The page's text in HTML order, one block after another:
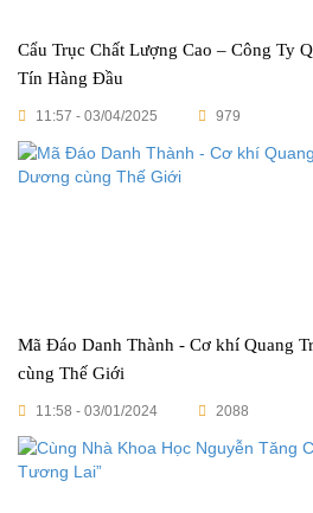
Cẩu Trục Chất Lượng Cao – Công Ty
Tín Hàng Đầu
11:57 - 03/04/2025 979
Mã Đáo Danh Thành - Cơ khí Quang
cùng Thế Giới
11:58 - 03/01/2024 2088